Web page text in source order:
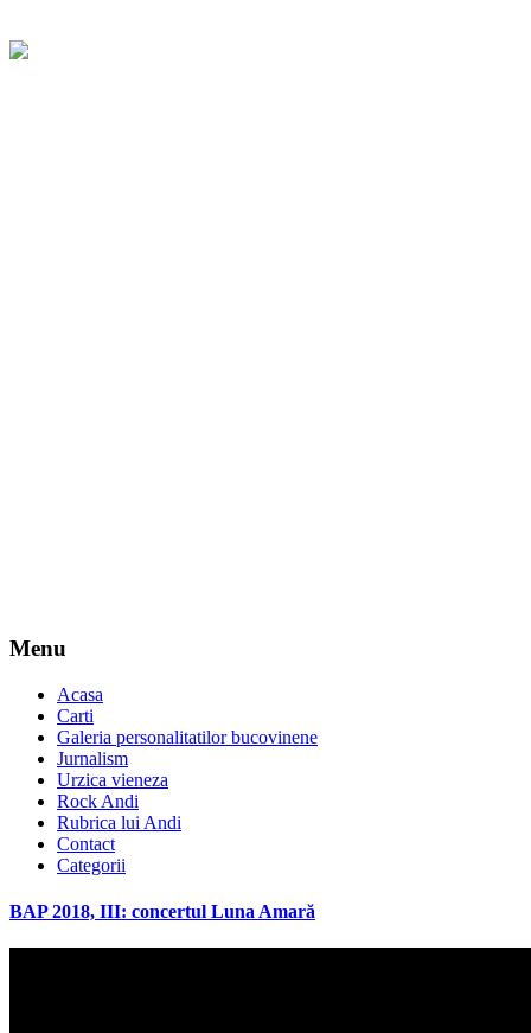
Menu
Acasa
Carti
Galeria personalitatilor bucovinene
Jurnalism
Urzica vieneza
Rock Andi
Rubrica lui Andi
Contact
Categorii
BAP 2018, III: concertul Luna Amară